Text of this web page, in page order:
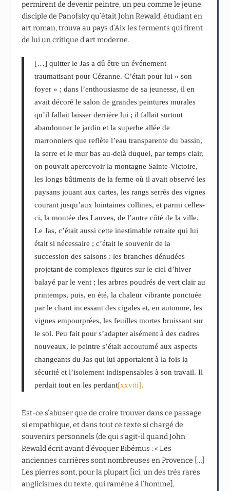
permirent de devenir peintre, un peu comme le jeune
disciple de Panofsky qu’était John Rewald, étudiant en
art roman, trouva au pays d’Aix les ferments qui firent
de lui un critique d’art moderne.
[…] quitter le Jas a dû être un événement
traumatisant pour Cézanne. C’était pour lui « son
foyer » ; dans l’enthousiasme de sa jeunesse, il en
avait décoré le salon de grandes peintures murales
qu’il fallait laisser derrière lui ; il fallait surtout
abandonner le jardin et la superbe allée de
marronniers que reflète l’eau transparente du bassin,
la serre et le mur bas au-delà duquel, par temps clair,
on pouvait apercevoir la montagne Sainte-Victoire,
les longs bâtiments de la ferme où il avait observé les
paysans jouant aux cartes, les rangs serrés des vignes
courant jusqu’aux lointaines collines, et parmi celles-
ci, la montée des Lauves, de l’autre côté de la ville.
Le Jas, c’était aussi cette inestimable retraite qui lui
était si nécessaire ; c’était le souvenir de la
succession des saisons : les branches dénudées
projetant de complexes figures sur le ciel d’hiver
balayé par le vent ; les arbres poudrés de vert clair au
printemps, puis, en été, la chaleur vibrante ponctuée
par le chant incessant des cigales et, en automne, les
vignes empourprées, les feuilles mortes bruissant sur
le sol. Peu fait pour s’adapter aisément à des cadres
nouveaux, le peintre s’était accoutumé aux aspects
changeants du Jas qui lui apportaient à la fois la
sécurité et l’isolement indispensables à son travail. Il
perdait tout en les perdant[xxviii].
Est-ce s’abuser que de croire trouver dans ce passage
si empathique, et dans tout ce texte si chargé de
souvenirs personnels (de qui s’agit-il quand John
Rewald écrit avant d’évoquer Bibémus : « Les
anciennes carrières sont nombreuses en Provence […]
Les pierres sont, pour la plupart [ici, un des très rares
anglicismes du texte, qui ramène à l’homme],